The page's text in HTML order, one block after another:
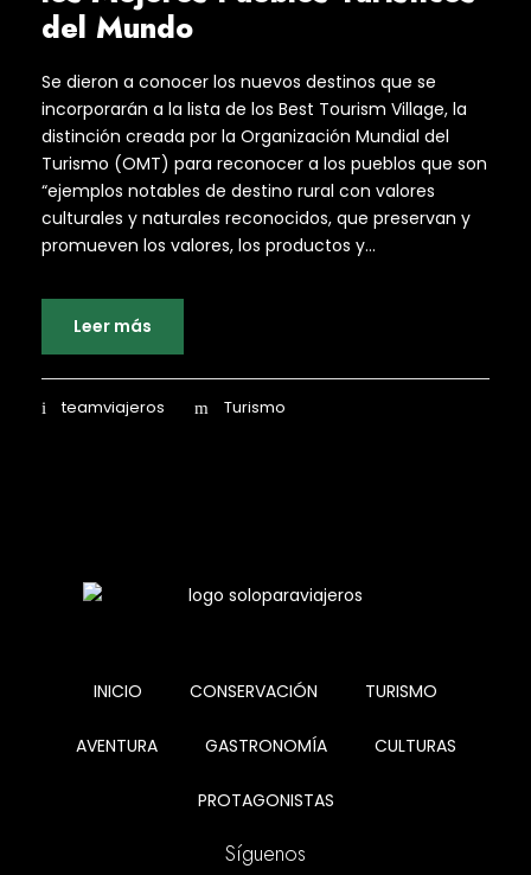
del Mundo
Se dieron a conocer los nuevos destinos que se
incorporarán a la lista de los Best Tourism Village, la
distinción creada por la Organización Mundial del
Turismo (OMT) para reconocer a los pueblos que son
“ejemplos notables de destino rural con valores
culturales y naturales reconocidos, que preservan y
promueven los valores, los productos y...
Leer más
teamviajeros Turismo
INICIO CONSERVACIÓN TURISMO
AVENTURA GASTRONOMÍA CULTURAS
PROTAGONISTAS
Síguenos